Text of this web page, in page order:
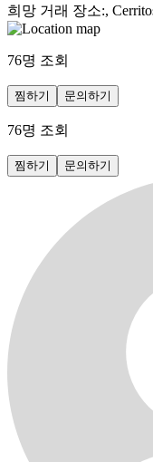
희망 거래 장소:,
76명 조회
찜하기 문의하기
76명 조회
찜하기 문의하기